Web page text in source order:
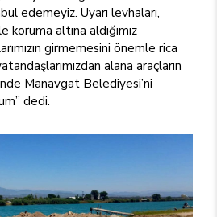
edemeyiz. Uyarı levhaları,
altına aldığımız
girmemesini önemle rica
alana araçların
Manavgat Belediyesi’ni
dedi.